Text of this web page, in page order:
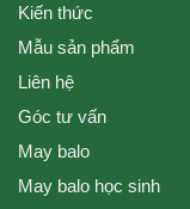
Kiến thức
Mẫu sản phẩm
Liên hệ
Góc tư vấn
May balo
May balo học sinh